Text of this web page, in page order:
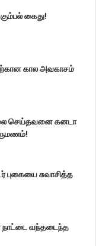
கைது!
கால அவகாசம்
செய்தவனை கனடா
சுவாசித்த
நாட்டை வந்தடைந்த